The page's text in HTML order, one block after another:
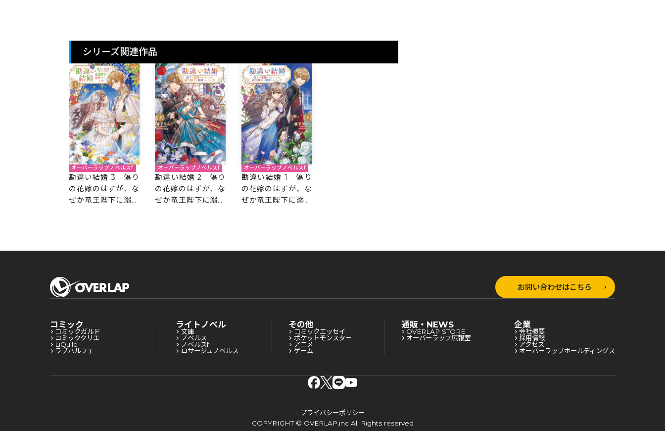
シリーズ関連作品
オーバーラップノベルスf
勘違い結婚 3 偽り
の花嫁のはずが、な
ぜか竜王陛下に溺愛
オーバーラップノベルスf
勘違い結婚 2 偽り
の花嫁のはずが、な
ぜか竜王陛下に溺愛
オーバーラップノベルスf
勘違い結婚 1 偽り
の花嫁のはずが、な
ぜか竜王陛下に溺愛
お問い合わせはこちら
コミック
コミックガルド
コミッククリエ
LiQulle
ラブパルフェ
ライトノベル
文庫
ノベルス
ノベルスf
ロサージュノベルス
その他
コミックエッセイ
ポケットモンスター
アニメ
ゲーム
通販・NEWS
OVERLAP STORE
オーバーラップ広報室
企業
会社概要
採用情報
アクセス
オーバーラップホールディングス
プライバシーポリシー
COPYRIGHT © OVERLAP,inc All Rights reserved